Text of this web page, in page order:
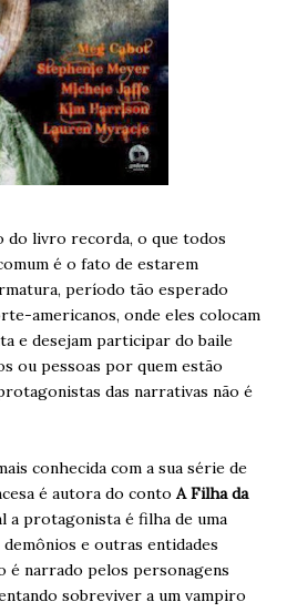
livro recorda, o que todos
é o fato de estarem
período tão esperado
americanos, onde eles colocam
e desejam participar do baile
ou pessoas por quem estão
das narrativas não é
conhecida com a sua série de
é autora do conto A Filha da
a protagonista é filha de uma
e outras entidades
é narrado pelos personagens
sobreviver a um vampiro